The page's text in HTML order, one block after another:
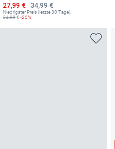
34,99 €
Ermäßigter Preis
27,99 €
Niedrigster Preis (letzte 30 Tage):
34,99€ -20%